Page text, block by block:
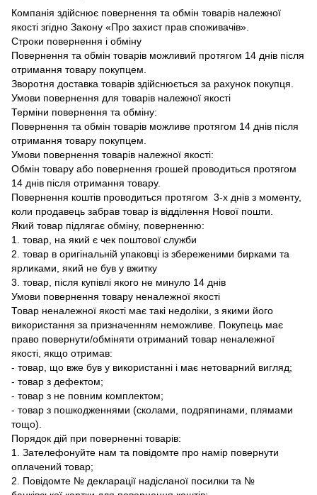
Компанія здійснює повернення та обмін товарів належної
якості згідно Закону «Про захист прав споживачів».
Строки повернення і обміну
Повернення та обмін товарів можливий протягом 14 днів після
отримання товару покупцем.
Зворотня доставка товарів здійснюється за рахунок покупця.
Умови повернення для товарів належної якості
Терміни повернення та обміну:
Повернення та обмін товарів можливе протягом 14 днів після
отримання товару покупцем.
Умови повернення товарів належної якості:
Обмін товару або повернення грошей проводиться протягом
14 днів після отримання товару.
Повернення коштів проводиться протягом 3-х днів з моменту,
коли продавець забрав товар із відділення Нової пошти.
Який товар підлягає обміну, поверненню:
1. товар, на який є чек поштової служби
2. товар в оригінальній упаковці із збереженими бирками та
ярликами, який не був у вжитку
3. товар, після купівлі якого не минуло 14 днів
Умови повернення товару неналежної якості
Товар неналежної якості має такі недоліки, з якими його
використання за призначенням неможливе. Покупець має
право повернути/обміняти отриманий товар неналежної
якості, якщо отримав:
- товар, що вже був у використанні і має нетоварний вигляд;
- товар з дефектом;
- товар з не повним комплектом;
- товар з пошкодженнями (сколами, подряпинами, плямами
тощо).
Порядок дій при поверненні товарів:
1. Зателефонуйте нам та повідомте про намір повернути
оплачений товар;
2. Повідомте № декларації надісланої посилки та №